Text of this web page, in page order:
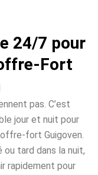
24/7 pour
Fort
pas. C’est
jour et nuit pour
fort Guigoven.
ou tard dans la nuit,
rapidement pour